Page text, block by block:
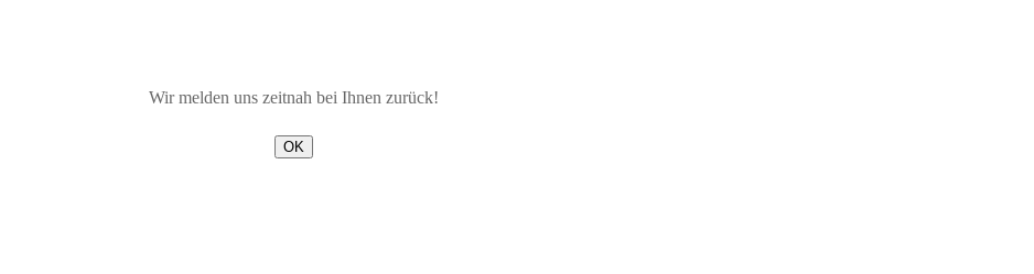
Wir melden uns zeitnah bei Ihnen zurück!
OK